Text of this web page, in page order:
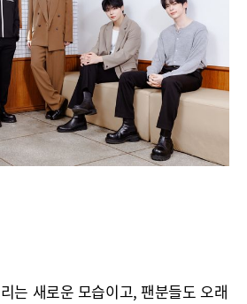
는 새로운 모습이고, 팬분들도 오래